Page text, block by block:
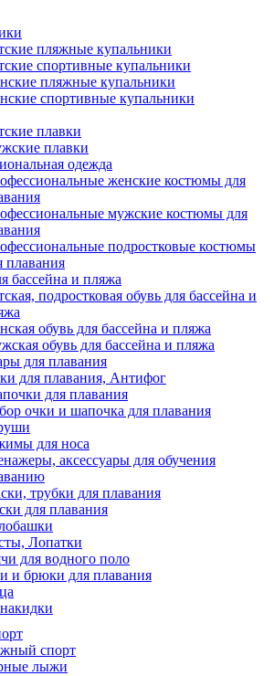
пляжные купальники
спортивные купальники
пляжные купальники
спортивные купальники
плавки
плавки
одежда
женские костюмы для
мужские костюмы для
подростковые костюмы
плавания
бассейна и пляжа
подростковая обувь для бассейна и
обувь для бассейна и пляжа
обувь для бассейна и пляжа
для плавания
для плавания, Антифог
для плавания
очки и шапочка для плавания
для носа
аксессуары для обучения
трубки для плавания
для плавания
Лопатки
для водного поло
и брюки для плавания
спорт
лыжи